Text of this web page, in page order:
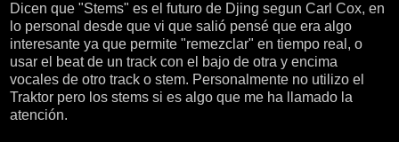
Dicen que "Stems" es el futuro de Djing segun Carl Cox, en
lo personal desde que vi que salió pensé que era algo
interesante ya que permite "remezclar" en tiempo real, o
usar el beat de un track con el bajo de otra y encima
vocales de otro track o stem. Personalmente no utilizo el
Traktor pero los stems si es algo que me ha llamado la
atención.